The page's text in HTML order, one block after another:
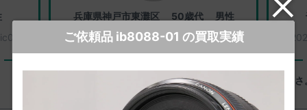
ご依頼品 ib8088-01 の買取実績
ic0200
兵庫県神戸市東灘区50歳代 男性
2026年08月06日
買取番号：ic0235
丁寧